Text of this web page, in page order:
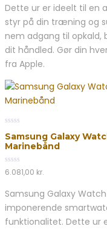
Dette ur er ideelt til en
styr på din træning og
nem adgang til opkald,
dit håndled. Gør din
fra Apple.
out
of
Samsung Galaxy
Marinebånd
0
out
5
6.081,00 kr.
Samsung Galaxy
imponerende
funktionalitet. Dette ur